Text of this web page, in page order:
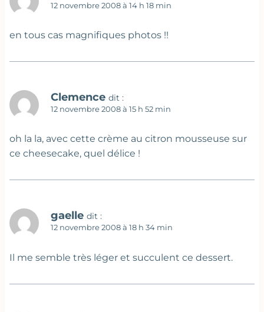
12 novembre 2008 à 14 h 18 min
en tous cas magnifiques photos !!
Clemence dit :
12 novembre 2008 à 15 h 52 min
oh la la, avec cette crème au citron mousseuse sur
ce cheesecake, quel délice !
gaelle dit :
12 novembre 2008 à 18 h 34 min
Il me semble très léger et succulent ce dessert.